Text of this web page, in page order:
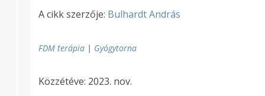
A cikk szerzője: Bulhardt András
FDM terápia| Gyógytorna
Közzétéve: 2023. nov.